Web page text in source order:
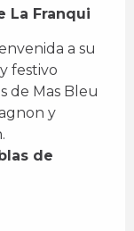
La Franqui
a su
festivo
de Mas Bleu
y
de